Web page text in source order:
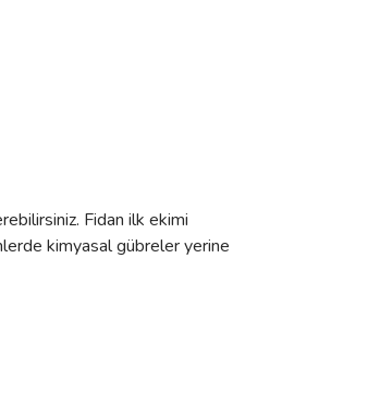
Fidan ilk ekimi
kimyasal gübreler yerine